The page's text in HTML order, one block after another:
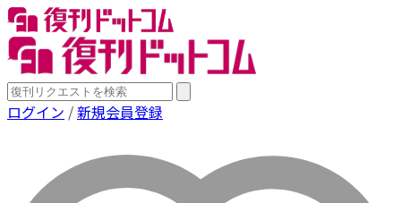
ログイン /新規会員登録